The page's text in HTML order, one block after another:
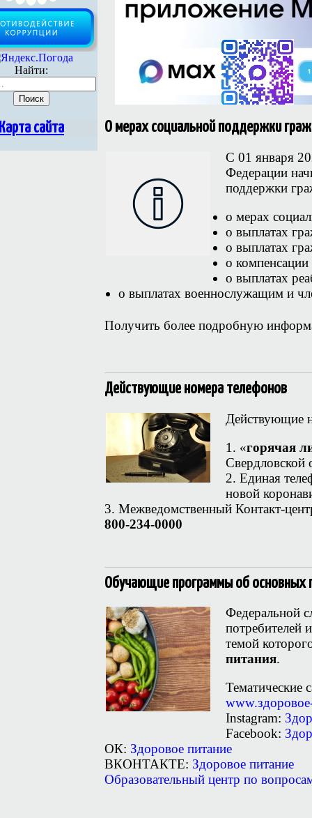
Найти:
сайта О мерах социальной поддержки
С 01 января
Федерации
поддержки
о мерах
о выплатах
о выплатах
о
о выплатах
о выплатах военнослужащим и
Получить более подробную
Действующие номера телефонов
Действующие
1. «горячая
2. Единая
новой
3. Межведомственный Контакт-
800-234-0000
Обучающие программы об основных
Федеральной
потребителей
темой
питания.
Тематические
Instagram:
Facebook:
ОК: Здоровое питание
ВКОНТАКТЕ: Здоровое питание
Образовательный центр по